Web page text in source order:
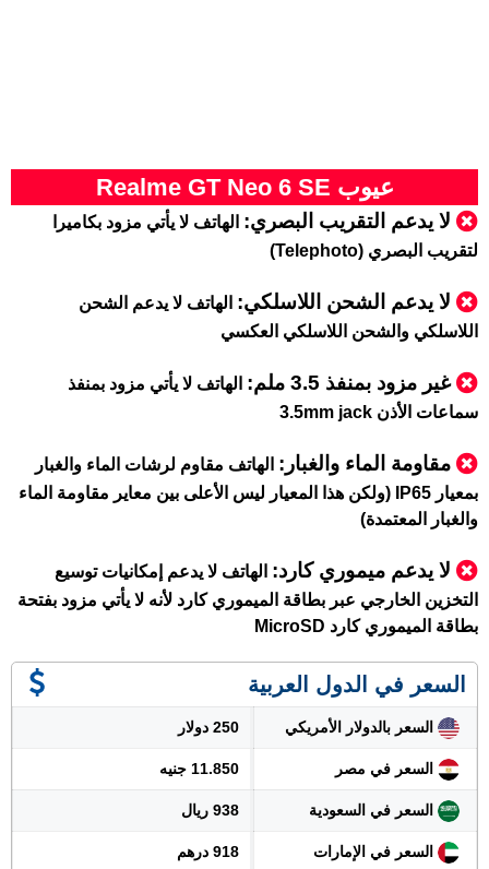
عيوب Realme GT Neo 6 SE
لا يدعم التقريب البصري: الهاتف لا يأتي مزود بكاميرا
لتقريب البصري (Telephoto)
لا يدعم الشحن اللاسلكي: الهاتف لا يدعم الشحن
اللاسلكي والشحن اللاسلكي العكسي
غير مزود بمنفذ 3.5 ملم : الهاتف لا يأتي مزود بمنفذ
سماعات الأذن 3.5mm jack
مقاومة الماء والغبار: الهاتف مقاوم لرشات الماء والغبار
بمعيار IP65 (ولكن هذا المعيار ليس الأعلى بين معاير مقاومة الماء
والغبار المعتمدة)
لا يدعم ميموري كارد: الهاتف لا يدعم إمكانيات توسيع
التخزين الخارجي عبر بطاقة الميموري كارد لأنه لا يأتي مزود بفتحة
بطاقة الميموري كارد MicroSD
السعر في الدول العربية
السعر بالدولار الأمريكي 250 دولار
السعر في مصر 11.850 جنيه
السعر في السعودية 938 ريال
السعر في الإمارات 918 درهم